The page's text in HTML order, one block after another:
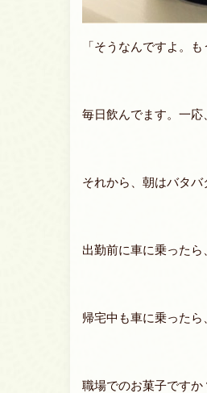
「そうなんですよ。
毎日飲んでます。一応
それから、朝はバタバ
出勤前に車に乗ったら
帰宅中も車に乗ったら
職場でのお菓子ですか